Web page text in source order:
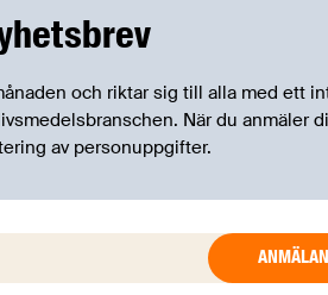
och riktar sig till alla med ett
När du anmäler
av personuppgifter.